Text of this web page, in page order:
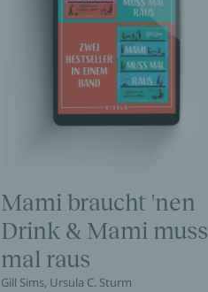
Mami braucht 'nen
Drink & Mami muss
mal raus
Gill Sims, Ursula C. Sturm